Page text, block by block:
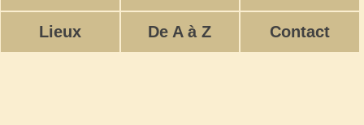
Lieux De A à Z Contact